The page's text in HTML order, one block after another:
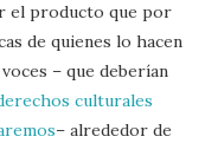
el producto que por
de quienes lo hacen
– que deberían
culturales
– alrededor de